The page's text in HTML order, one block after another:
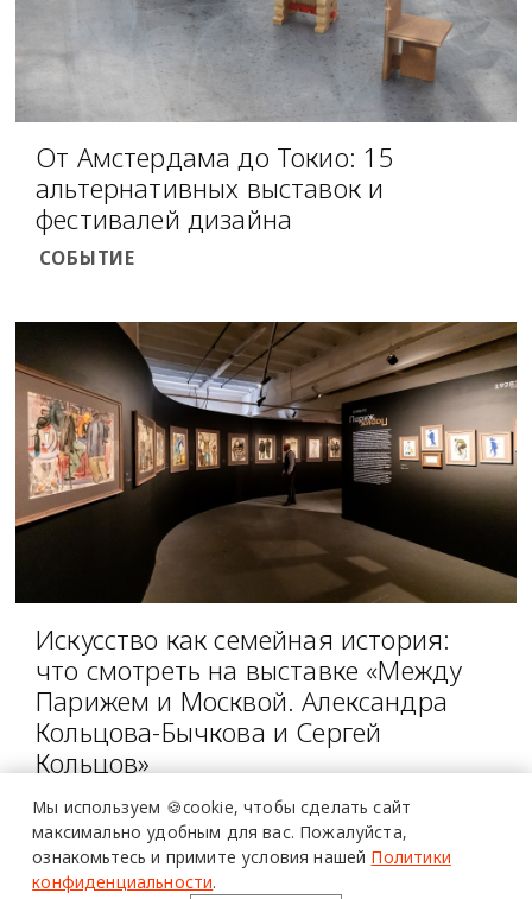
От Амстердама до Токио: 15
альтернативных выставок и
фестивалей дизайна
СОБЫТИЕ
Искусство как семейная история:
что смотреть на выставке «Между
Парижем и Москвой. Александра
Кольцова-Бычкова и Сергей
Кольцов»
СОБЫТИЕ
Мы используем 🍪cookie, чтобы сделать сайт
максимально удобным для вас. Пожалуйста,
ознакомьтесь и примите условия нашей Политики
конфиденциальности.